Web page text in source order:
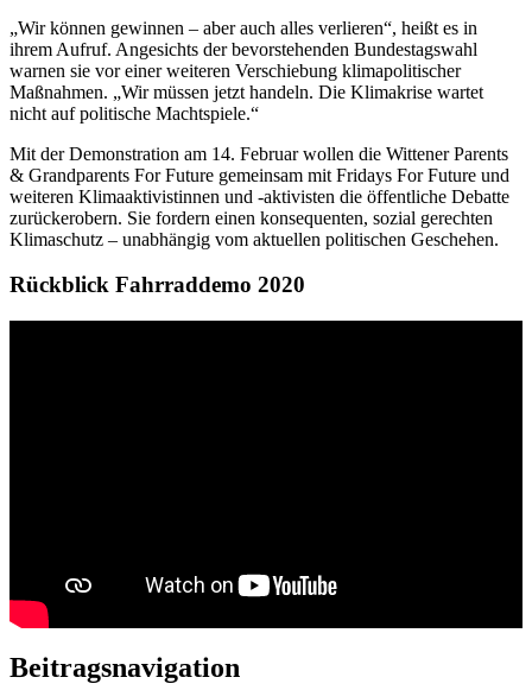
„Wir können gewinnen – aber auch alles verlieren“, heißt es in
ihrem Aufruf. Angesichts der bevorstehenden Bundestagswahl
warnen sie vor einer weiteren Verschiebung klimapolitischer
Maßnahmen. „Wir müssen jetzt handeln. Die Klimakrise wartet
nicht auf politische Machtspiele.“
Mit der Demonstration am 14. Februar wollen die Wittener Parents
& Grandparents For Future gemeinsam mit Fridays For Future und
weiteren Klimaaktivistinnen und -aktivisten die öffentliche Debatte
zurückerobern. Sie fordern einen konsequenten, sozial gerechten
Klimaschutz – unabhängig vom aktuellen politischen Geschehen.
Rückblick Fahrraddemo 2020
Beitragsnavigation